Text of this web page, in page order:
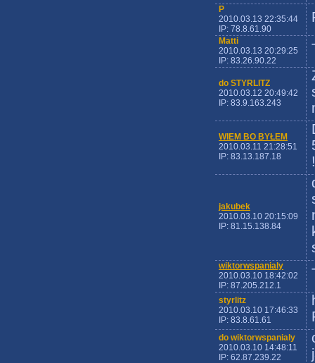
P
2010.03.13 22:35:44
IP: 78.8.61.90
Matti
2010.03.13 20:29:25
IP: 83.26.90.22
do STYRLITZ
2010.03.12 20:49:42
IP: 83.9.163.243
WIEM BO BYŁEM
2010.03.11 21:28:51
IP: 83.13.187.18
jakubek
2010.03.10 20:15:09
IP: 81.15.138.84
wiktorwspanialy
2010.03.10 18:42:02
IP: 87.205.212.1
styrlitz
2010.03.10 17:46:33
IP: 83.8.61.61
do wiktorwspanialy
2010.03.10 14:48:11
IP: 62.87.239.22